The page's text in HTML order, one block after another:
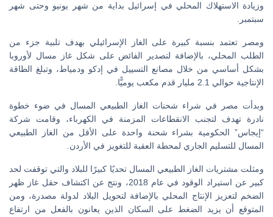
وزيادة الاستهلاك المحلي في إسرائيل بداية من شهر يونيو وحتى شهر
سبتمبر.
ومصر تعتمد بنسبة كبيرة على الغاز الإسرائيلي بهدف تلبية جزء من
الطلب المحلي، بالإضافة لتصدير الفائض على شكل غاز مسال لأوروبا
بشكل أساسي من خلال مصانع التسييل في إدكو ودمياط، وتبلغ الطاقة
الإنتاجية حوالي 2.1 مليار قدم مكعب يوميًّا.
وبدأت مصر في شراء شحنات الغاز الطبيعي المسال في ضوء خطوة
نادرة تهدف لتجنب الانقطاعات المزمنة في الكهرباء، وقامت شركة
“إيجاس” الحكومية بشراء شحنة واحدة على الأقل من الغاز الطبيعي
المسال للتسليم الجاري لمحطة العقبة للتغويز في الأردن.
ومثلت مشتريات الغاز الطبيعي المسال تحديًا كبيرًا للبلاد والتي توقفت لحد
كبير عن استيراد الوقود في عام 2018، ونتج عن اكتشاف حقل غاز ظهر
الضخم لتعزيز الإنتاج المحلي بالإضافة لتحويل البلاد لدولة مصدرة، ومن
المتوقع أن يزيد الضغط على السكان الذين يعانون بالفعل من ارتفاع